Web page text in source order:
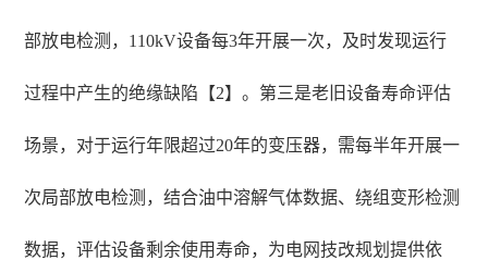
部放电检测，110kV设备每3年开展一次，及时发现运行
过程中产生的绝缘缺陷【2】。第三是老旧设备寿命评估
场景，对于运行年限超过20年的变压器，需每半年开展一
次局部放电检测，结合油中溶解气体数据、绕组变形检测
数据，评估设备剩余使用寿命，为电网技改规划提供依